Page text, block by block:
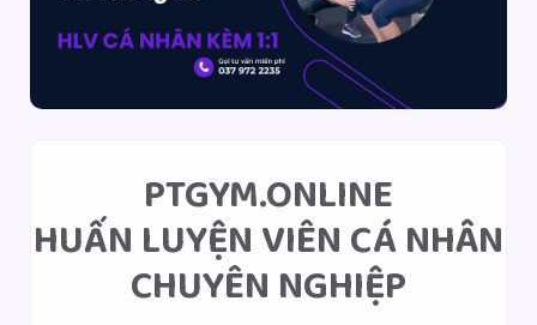
PTGYM.ONLINE
HUẤN LUYỆN VIÊN CÁ NHÂN
CHUYÊN NGHIỆP